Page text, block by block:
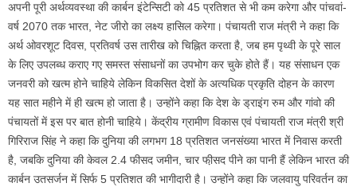
अपनी पूरी अर्थव्यवस्था की कार्बन इंटेन्सिटी को 45 प्रतिशत से भी कम करेगा और पांचवां-
वर्ष 2070 तक भारत, नेट जीरो का लक्ष्य हासिल करेगा। पंचायती राज मंत्री ने कहा कि
अर्थ ओवरशूट दिवस, प्रतिवर्ष उस तारीख को चिह्नित करता है, जब हम पृथ्वी के पूरे साल
के लिए उपलब्ध कराए गए समस्त संसाधनों का उपभोग कर चुके होते हैं। यह संसाधन एक
जनवरी को खत्म होने चाहिये लेकिन विकसित देशों के अत्यधिक प्रकृति दोहन के कारण
यह सात महीने में ही खत्म हो जाता है। उन्होंने कहा कि देश के ड्राइंग रुम और गांवो की
पंचायतों में इस पर बात होनी चाहिये। केंद्रीय ग्रामीण विकास एवं पंचायती राज मंत्री श्री
गिरिराज सिंह ने कहा कि दुनिया की लगभग 18 प्रतिशत जनसंख्या भारत में निवास करती
है, जबकि दुनिया की केवल 2.4 फीसद जमीन, चार फी़सद पीने का पानी हैं लेकिन भारत की
कार्बन उतसर्जन में सिर्फ 5 प्रतिशत की भागीदारी है। उन्होंने कहा कि जलवायु परिवर्तन का